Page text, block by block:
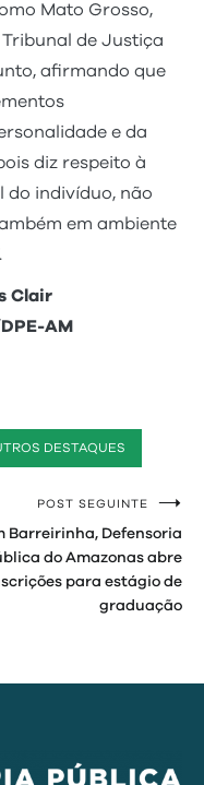
Mato Grosso,
Tribunal de Justiça
afirmando que
e da
diz respeito à
do indivíduo, não
em ambiente
Clair
AM
DESTAQUES
POST SEGUINTE
Barreirinha, Defensoria
do Amazonas abre
para estágio de
graduação